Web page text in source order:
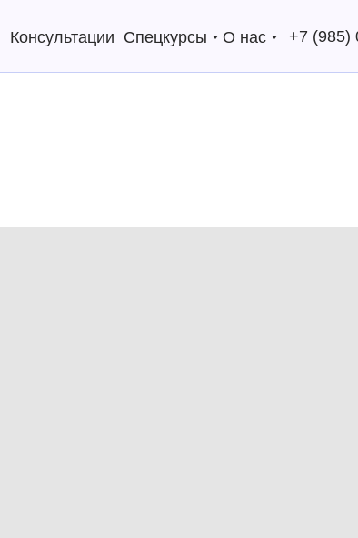
Спецкурсы О нас +7 (985)
Консультации